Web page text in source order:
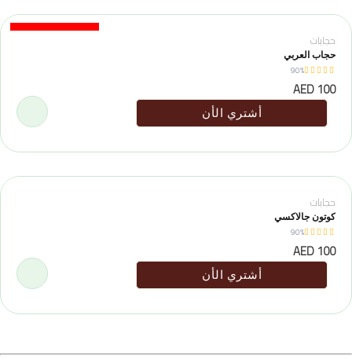
حجابات
حجاب العربي
90%
100 AED
أشتري الأن
حجابات
كوتون جالاكسي
90%
100 AED
أشتري الأن